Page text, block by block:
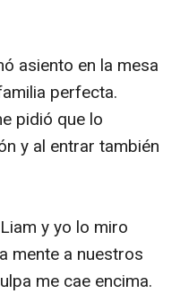
asiento en la mesa
perfecta.
pidió que lo
y al entrar también
y yo lo miro
mente a nuestros
me cae encima.